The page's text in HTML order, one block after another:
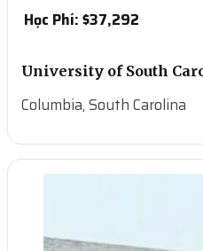
Học Phí: $37,292
University of South
Columbia, South Carolina